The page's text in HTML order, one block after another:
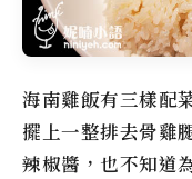
海南雞飯有三樣配
擺上一整排去骨雞
辣椒醬，也不知道